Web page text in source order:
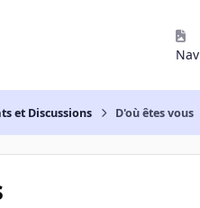
et Discussions D'où êtes vous